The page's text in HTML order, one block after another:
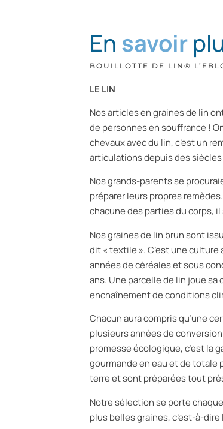
En savoir
BOUILLOTTE DE LIN®
LE LIN
Nos articles en graines de lin
de personnes en souffrance !
chevaux avec du lin, c’est un
articulations depuis des siècles
Nos grands-parents se
préparer leurs propres
chacune des parties du corps,
Nos graines de lin brun sont
dit « textile ». C’est une
années de céréales et sous
ans. Une parcelle de lin joue sa
enchaînement de conditions
Chacun aura compris qu’une
plusieurs années de
promesse écologique, c’est la
gourmande en eau et de
terre et sont préparées tout
Notre sélection se porte
plus belles graines, c’est-à-